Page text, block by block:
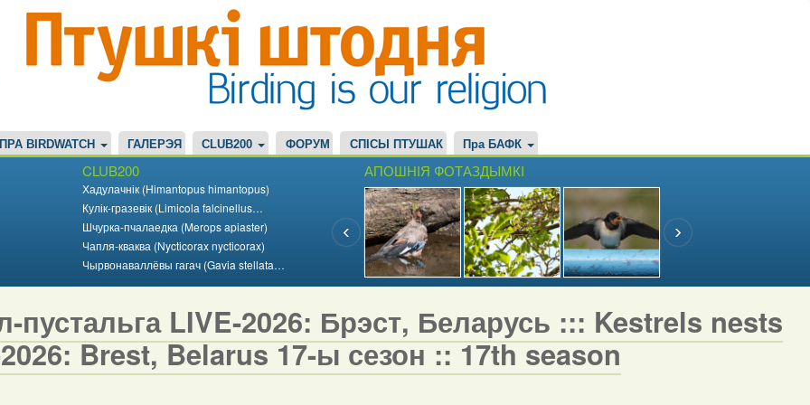
ПРА BIRDWATCH ГАЛЕРЭЯ CLUB200 ФОРУМ СПІСЫ ПТУШАК Пра БАФК
CLUB200
Хадулачнік (Himantopus himantopus)
Кулік-гразевік (Limicola falcinellus…
Шчурка-пчалаедка (Merops apiaster)
Чапля-кваква (Nycticorax nycticorax)
Чырвонаваллёвы гагач (Gavia stellata…
АПОШНІЯ ФОТАЗДЫМКІ
пустальга LIVE-2026: Брэст, Беларусь ::: Kestrels nests
Brest, Belarus 17-ы сезон :: 17th season